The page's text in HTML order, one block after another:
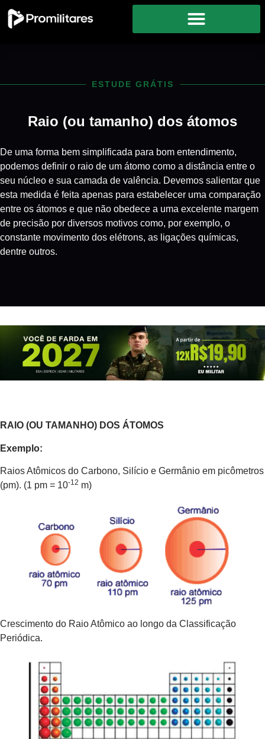
ESTUDE GRÁTIS
Raio (ou tamanho) dos átomos
De uma forma bem simplificada para bom entendimento,
podemos definir o raio de um átomo como a distância entre o
seu núcleo e sua camada de valência. Devemos salientar que
esta medida é feita apenas para estabelecer uma comparação
entre os átomos e que não obedece a uma excelente margem
de precisão por diversos motivos como, por exemplo, o
constante movimento dos elétrons, as ligações químicas,
dentre outros.
RAIO (OU TAMANHO) DOS ÁTOMOS
Exemplo:
Raios Atômicos do Carbono, Silício e Germânio em picômetros
(pm). (1 pm = 10-12 m)
Crescimento do Raio Atômico ao longo da Classificação
Periódica.